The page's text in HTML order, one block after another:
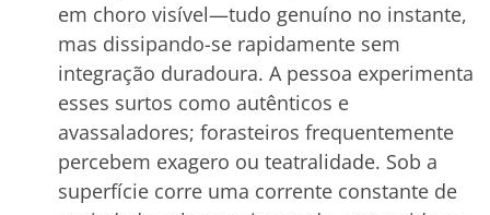
em choro visível—tudo genuíno no instante,
mas dissipando-se rapidamente sem
integração duradoura. A pessoa experimenta
esses surtos como autênticos e
avassaladores; forasteiros frequentemente
percebem exagero ou teatralidade. Sob a
superfície corre uma corrente constante de